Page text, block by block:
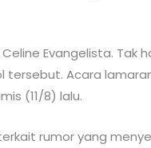
Evangelista. Tak
Acara
(11/8) lalu.
rumor yang